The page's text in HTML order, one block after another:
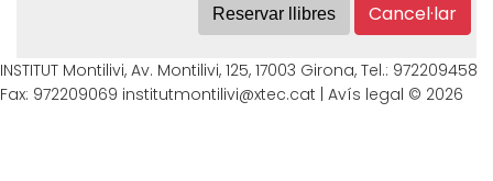
Reservar llibres Cancel·lar
INSTITUT Montilivi, Av. Montilivi, 125, 17003 Girona, Tel.: 972209458
Fax: 972209069 institutmontilivi@xtec.cat | Avís legal © 2026